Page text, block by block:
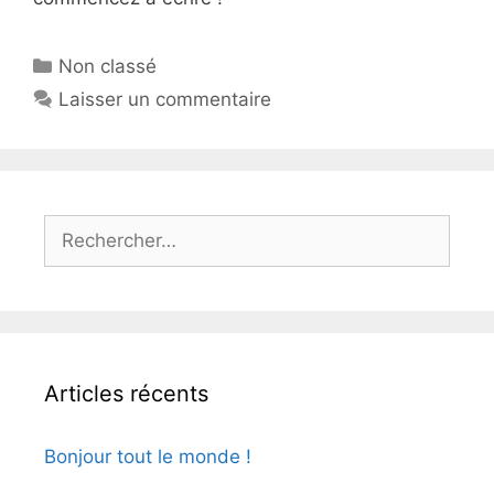
Catégories
Non classé
Laisser un commentaire
Articles récents
Bonjour tout le monde !